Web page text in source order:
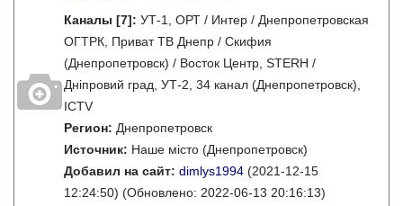
Каналы [7]: УТ-1, ОРТ / Интер / Днепропетровская
ОГТРК, Приват ТВ Днепр / Скифия
(Днепропетровск) / Восток Центр, STERH /
Дніпровий град, УТ-2, 34 канал (Днепропетровск),
ICTV
Регион: Днепропетровск
Источник: Наше місто (Днепропетровск)
Добавил на сайт: dimlys1994 (2021-12-15
12:24:50) (Обновлено: 2022-06-13 20:16:13)